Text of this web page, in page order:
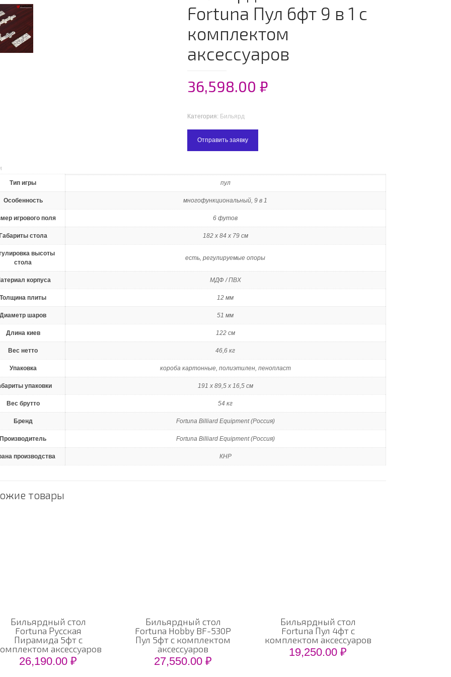
Fortuna Пул 6фт 9 в 1 с
комплектом
аксессуаров
36,598.00₽
Категория: Бильярд
Отправить заявку
Тип игры пул
Особенность многофункциональный, 9 в 1
игрового поля 6 футов
Габариты стола 182 х 84 х 79 см
высоты
стола
есть, регулируемые опоры
корпуса МДФ / ПВХ
Толщина плиты 12 мм
Диаметр шаров 51 мм
Длина киев 122 см
Вес нетто 46,6 кг
Упаковка короба картонные, полиэтилен, пенопласт
упаковки 191 х 89,5 х 16,5 см
Вес брутто 54 кг
Бренд Fortuna Billiard Equipment (Россия)
Производитель Fortuna Billiard Equipment (Россия)
производства КНР
товары
Бильярдный стол
Fortuna Русская
Пирамида 5фт с
аксессуаров
26,190.00₽
Бильярдный стол
Fortuna Hobby BF-530P
Пул 5фт с комплектом
аксессуаров
27,550.00₽
Бильярдный стол
Fortuna Пул 4фт с
комплектом аксессуаров
19,250.00₽